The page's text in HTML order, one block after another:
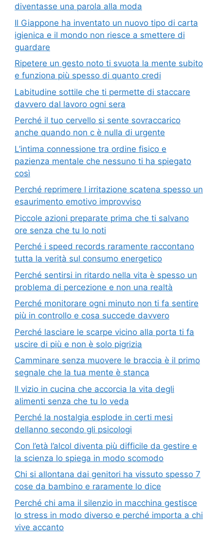
diventasse una parola alla moda
Il Giappone ha inventato un nuovo tipo di carta
igienica e il mondo non riesce a smettere di
guardare
Ripetere un gesto noto ti svuota la mente subito
e funziona più spesso di quanto credi
Labitudine sottile che ti permette di staccare
davvero dal lavoro ogni sera
Perché il tuo cervello si sente sovraccarico
anche quando non c è nulla di urgente
L’intima connessione tra ordine fisico e
pazienza mentale che nessuno ti ha spiegato
così
Perché reprimere l irritazione scatena spesso un
esaurimento emotivo improvviso
Piccole azioni preparate prima che ti salvano
ore senza che tu lo noti
Perché i speed records raramente raccontano
tutta la verità sul consumo energetico
Perché sentirsi in ritardo nella vita è spesso un
problema di percezione e non una realtà
Perché monitorare ogni minuto non ti fa sentire
più in controllo e cosa succede davvero
Perché lasciare le scarpe vicino alla porta ti fa
uscire di più e non è solo pigrizia
Camminare senza muovere le braccia è il primo
segnale che la tua mente è stanca
Il vizio in cucina che accorcia la vita degli
alimenti senza che tu lo veda
Perché la nostalgia esplode in certi mesi
dellanno secondo gli psicologi
Con l’età l’alcol diventa più difficile da gestire e
la scienza lo spiega in modo scomodo
Chi si allontana dai genitori ha vissuto spesso 7
cose da bambino e raramente lo dice
Perché chi ama il silenzio in macchina gestisce
lo stress in modo diverso e perché importa a chi
vive accanto